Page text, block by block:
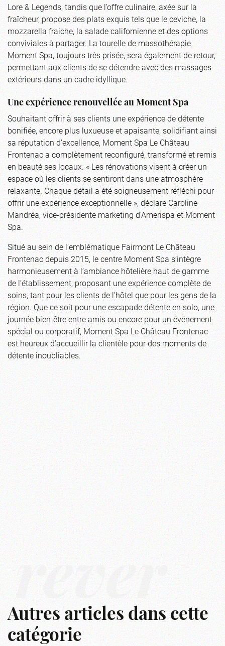
Lore & Legends, tandis que l’offre culinaire, axée sur la
fraîcheur, propose des plats exquis tels que le ceviche, la
mozzarella fraiche, la salade californienne et des options
conviviales à partager. La tourelle de massothérapie
Moment Spa, toujours très prisée, sera également de retour,
permettant aux clients de se détendre avec des massages
extérieurs dans un cadre idyllique.
Une expérience renouvellée au Moment Spa
Souhaitant offrir à ses clients une expérience de détente
bonifiée, encore plus luxueuse et apaisante, solidifiant ainsi
sa réputation d’excellence, Moment Spa Le Château
Frontenac a complètement reconfiguré, transformé et remis
en beauté ses locaux. « Les rénovations visent à créer un
espace où les clients se sentiront dans une atmosphère
relaxante. Chaque détail a été soigneusement réfléchi pour
offrir une expérience exceptionnelle », déclare Caroline
Mandréa, vice-présidente marketing d’Amerispa et Moment
Spa.
Situé au sein de l’emblématique Fairmont Le Château
Frontenac depuis 2015, le centre Moment Spa s’intègre
harmonieusement à l’ambiance hôtelière haut de gamme
de l’établissement, proposant une expérience complète de
soins, tant pour les clients de l’hôtel que pour les gens de la
région. Que ce soit pour une escapade détente en solo, une
journée bien-être entre amis ou encore pour un événement
spécial ou corporatif, Moment Spa Le Château Frontenac
est heureux d’accueillir la clientèle pour des moments de
détente inoubliables.
rêver
Autres articles dans cette
catégorie